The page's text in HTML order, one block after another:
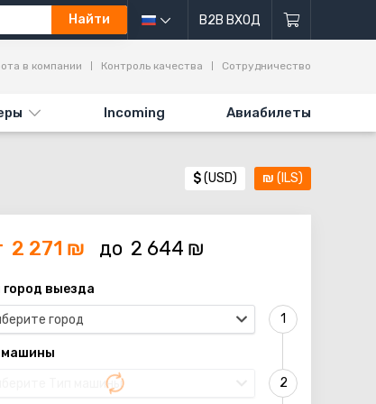
Найти B2B ВХОД
Incoming Авиабилеты
в компании Контроль качества Сотрудничество
$(USD) ₪ (ILS)
2 271 ₪ до 2 644 ₪
выезда
город
машины
Тип машины